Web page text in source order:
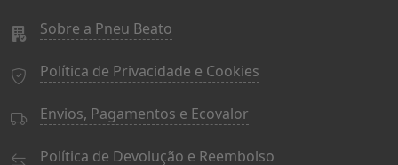
Sobre a Pneu Beato
Política de Privacidade e Cookies
Envios, Pagamentos e Ecovalor
Política de Devolução e Reembolso